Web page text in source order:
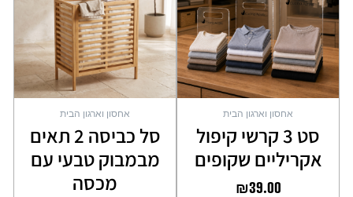
אחסון וארגון הבית
סט 3 קרשי קיפול
אקריליים שקופים
₪39.00
אחסון וארגון הבית
סל כביסה 2 תאים
מבמבוק טבעי עם
מכסה